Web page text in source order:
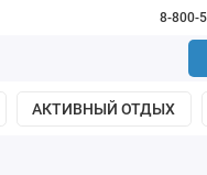
8-800-
АКТИВНЫЙ ОТДЫХ